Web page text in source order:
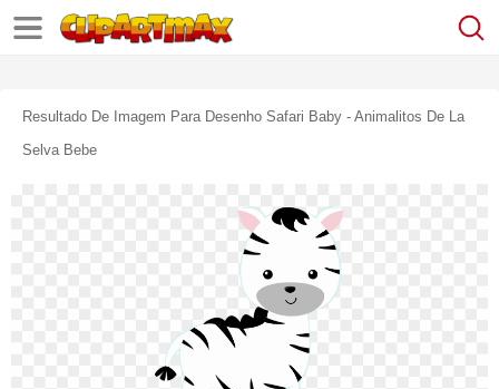
Resultado De Imagem Para Desenho Safari Baby - Animalitos De La
Selva Bebe